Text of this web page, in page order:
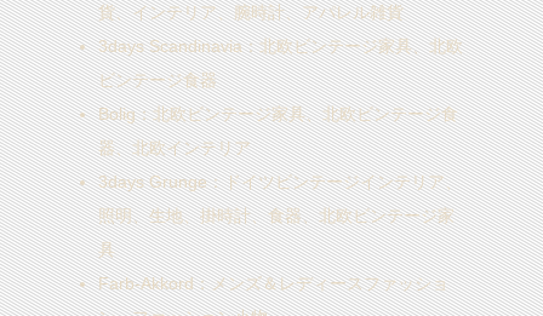
貨、インテリア、腕時計、アパレル雑貨
3days Scandinavia：北欧ビンテージ家具、北欧
ビンテージ食器
Bolig：北欧ビンテージ家具、北欧ビンテージ食
器、北欧インテリア
3days Grunge：ドイツビンテージインテリア、
照明、生地、掛時計、食器、北欧ビンテージ家
具
Farb-Akkord：メンズ＆レディースファッショ